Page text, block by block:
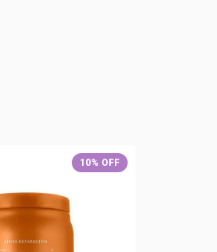
10% OFF